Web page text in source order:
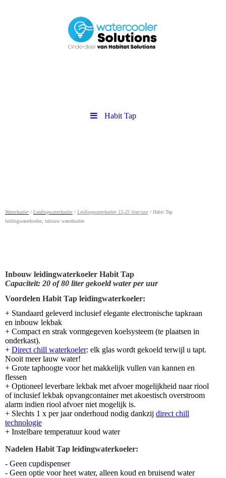
Habit Tap
Waterkoeler / Leidingwaterkoeler / Leidingwaterkoeler 15-25 liter/uur /Habit Tap
leidingwaterkoeler, inbouw waterkoeler
Inbouw leidingwaterkoeler Habit Tap
Capaciteit: 20 of 80 liter gekoeld water per uur
Voordelen Habit Tap leidingwaterkoeler:
+ Standaard geleverd inclusief elegante electronische tapkraan
en inbouw lekbak
+ Compact en strak vormgegeven koelsysteem (te plaatsen in
onderkast).
+ Direct chill waterkoeler: elk glas wordt gekoeld terwijl u tapt.
Nooit meer lauw water!
+ Grote taphoogte voor het makkelijk vullen van kannen en
flessen
+ Optioneel leverbare lekbak met afvoer mogelijkheid naar riool
of inclusief lekbak opvangcontainer met akoestisch overstroom
alarm indien riool afvoer niet mogelijk is.
+ Slechts 1 x per jaar onderhoud nodig dankzij direct chill
technologie
+ Instelbare temperatuur koud water
Nadelen Habit Tap leidingwaterkoeler:
- Geen cupdispenser
- Geen optie voor heet water, alleen koud en bruisend water